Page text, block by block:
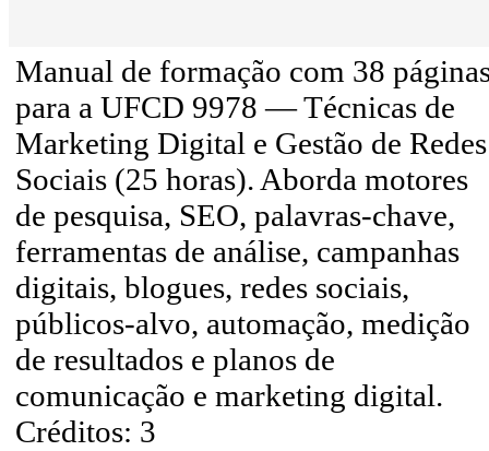
Manual de formação com 38
para a UFCD 9978 — Técnicas de
Marketing Digital e Gestão de Redes
Sociais (25 horas). Aborda motores
de pesquisa, SEO, palavras-chave,
ferramentas de análise, campanhas
digitais, blogues, redes sociais,
públicos-alvo, automação, medição
de resultados e planos de
comunicação e marketing digital.
Créditos: 3